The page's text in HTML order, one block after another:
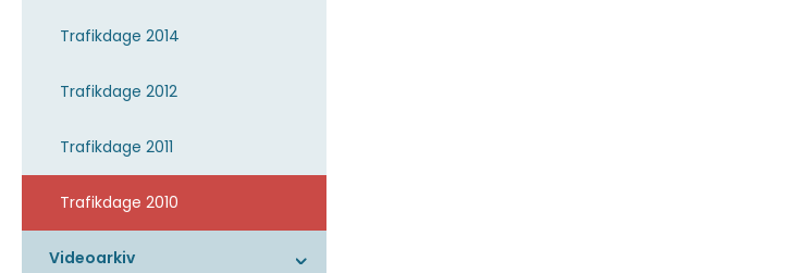
Trafikdage 2014
Trafikdage 2012
Trafikdage 2011
Trafikdage 2010
Videoarkiv